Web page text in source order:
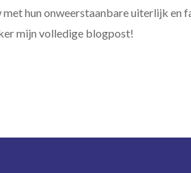
hun onweerstaanbare uiterlijk en
mijn volledige blogpost!